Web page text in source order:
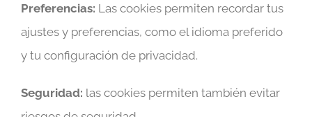
Preferencias: Las cookies permiten recordar tus
ajustes y preferencias, como el idioma preferido
y tu configuración de privacidad.
Seguridad: las cookies permiten también evitar